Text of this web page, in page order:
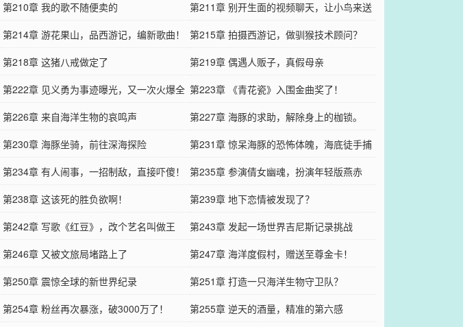
了？
喜欢！
第210章 我的歌不随便卖的
第211章 别开生面的视频聊天，让小鸟来送
节日礼物
第214章 游花果山，品西游记，编新歌曲！
第215章 拍摄西游记，做驯猴技术顾问？
第218章 这猪八戒做定了
第219章 偶遇人贩子，真假母亲
第222章 见义勇为事迹曝光，又一次火爆全
网的秦大家
第223章 《青花瓷》入围金曲奖了！
第226章 来自海洋生物的哀鸣声
第227章 海豚的求助，解除身上的枷锁。
第230章 海豚坐骑，前往深海探险
第231章 惊呆海豚的恐怖体魄，海底徒手捕
鱼
第234章 有人闹事，一招制敌，直接吓傻！
第235章 参演倩女幽魂，扮演年轻版燕赤
霞？
第238章 这该死的胜负欲啊！
第239章 地下恋情被发现了？
第242章 写歌《红豆》，改个艺名叫做王
霏！
第243章 发起一场世界吉尼斯记录挑战
第246章 又被文旅局堵路上了
第247章 海洋度假村，赠送至尊金卡！
第250章 震惊全球的新世界纪录
第251章 打造一只海洋生物守卫队？
第254章 粉丝再次暴涨，破3000万了！
第255章 逆天的酒量，精准的第六感